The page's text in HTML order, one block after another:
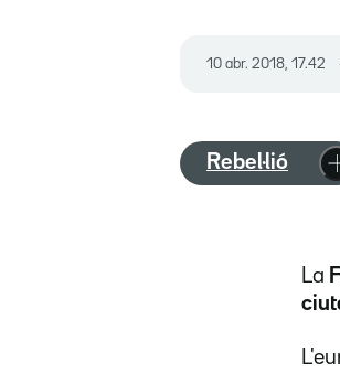
10 abr. 2018, 17.42
Rebel·lió
La